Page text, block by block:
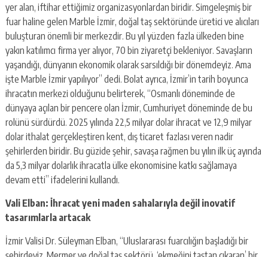
yer alan, iftihar ettiğimiz organizasyonlardan biridir. Simgeleşmiş bir
fuar haline gelen Marble İzmir, doğal taş sektöründe üretici ve alıcıları
buluşturan önemli bir merkezdir. Bu yıl yüzden fazla ülkeden bine
yakın katılımcı firma yer alıyor, 70 bin ziyaretçi bekleniyor. Savaşların
yaşandığı, dünyanın ekonomik olarak sarsıldığı bir dönemdeyiz. Ama
işte Marble İzmir yapılıyor” dedi. Bolat ayrıca, İzmir’in tarih boyunca
ihracatın merkezi olduğunu belirterek, “Osmanlı döneminde de
dünyaya açılan bir pencere olan İzmir, Cumhuriyet döneminde de bu
rolünü sürdürdü. 2025 yılında 22,5 milyar dolar ihracat ve 12,9 milyar
dolar ithalat gerçekleştiren kent, dış ticaret fazlası veren nadir
şehirlerden biridir. Bu güzide şehir, savaşa rağmen bu yılın ilk üç ayında
da 5,3 milyar dolarlık ihracatla ülke ekonomisine katkı sağlamaya
devam etti” ifadelerini kullandı.
Vali Elban: İhracat yeni maden sahalarıyla değil inovatif
tasarımlarla artacak
İzmir Valisi Dr. Süleyman Elban, “Uluslararası fuarcılığın başladığı bir